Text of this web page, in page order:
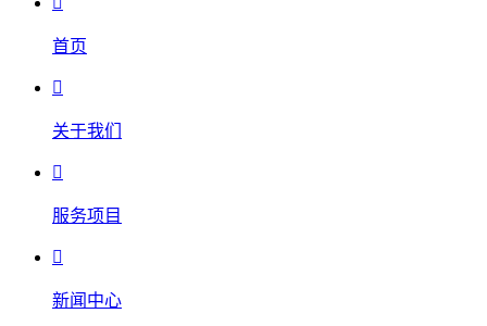
首页

关于我们

服务项目

新闻中心